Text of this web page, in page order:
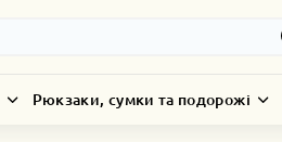
Рюкзаки, сумки та подорожі